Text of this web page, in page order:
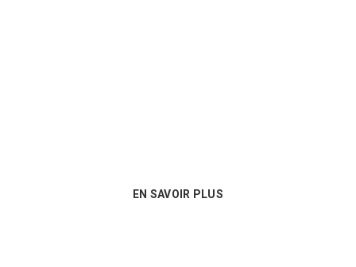
EN SAVOIR PLUS